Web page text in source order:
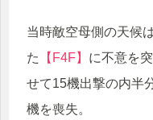
当時敵空母側の天候
た
【F4F】 に不意を
せて15機出撃の内半
機を喪失。